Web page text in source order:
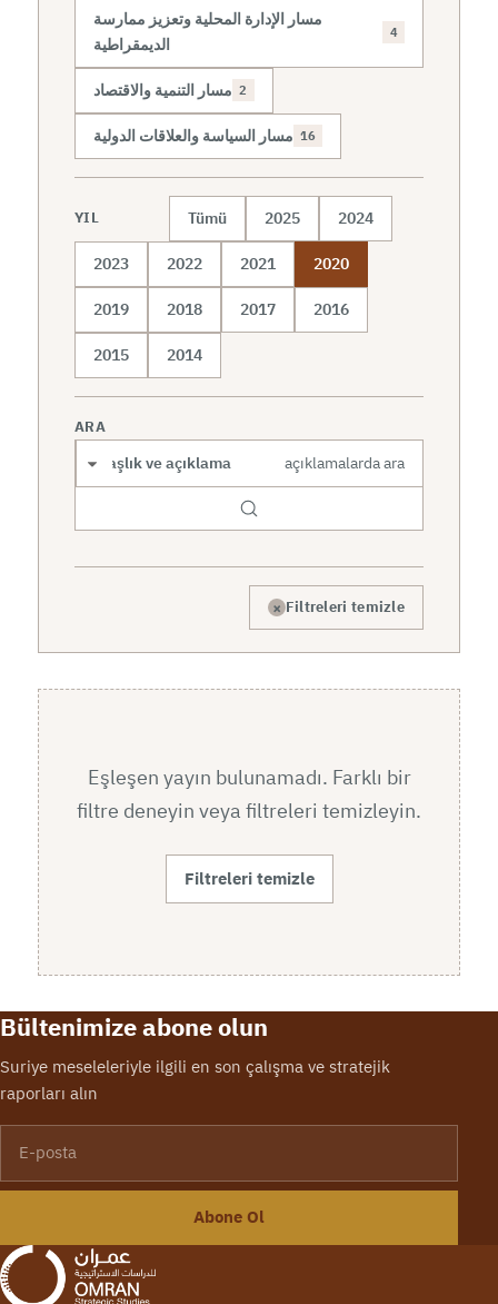
مسار الإدارة المحلية وتعزيز ممارسة
الديمقراطية
4
مسار التنمية والاقتصاد 2
مسار السياسة والعلاقات الدولية 16
YIL Tümü 2025 2024
2023 2022 2021 2020
2019 2018 2017 2016
2015 2014
ARA
× Filtreleri temizle
Eşleşen yayın bulunamadı. Farklı bir
filtre deneyin veya filtreleri temizleyin.
Filtreleri temizle
Bültenimize abone olun
Suriye meseleleriyle ilgili en son çalışma ve stratejik
raporları alın
Abone Ol